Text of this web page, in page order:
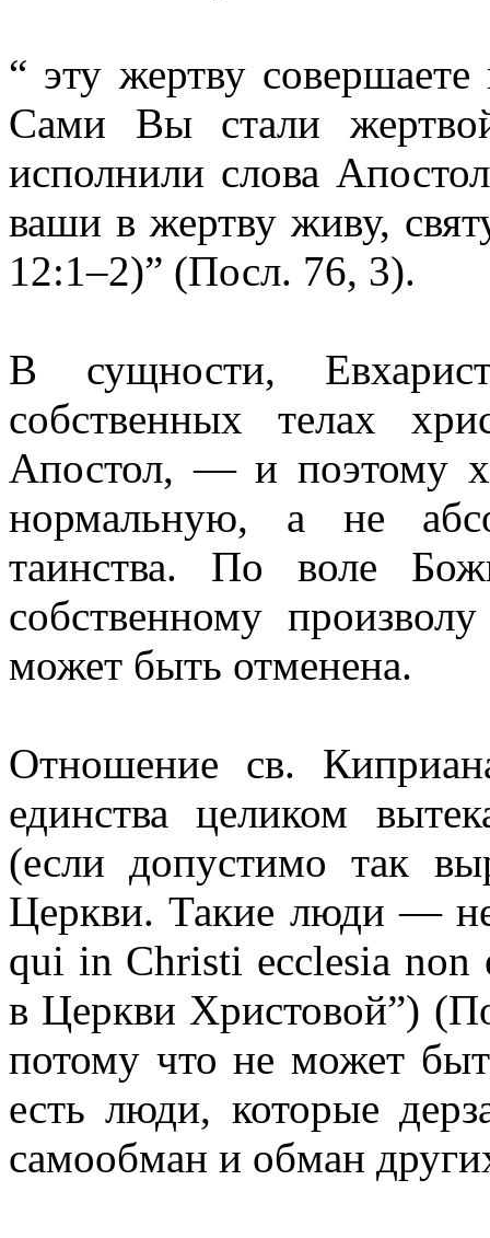
“ эту жертву
Сами Вы стали
исполнили слова
ваши в жертву живу,
12:1–2)” (Посл. 76, 3).
В сущности,
собственных телах
Апостол, — и поэтому
нормальную, а не
таинства. По воле
собственному
может быть отменена.
Отношение св.
единства целиком
(если допустимо так
Церкви. Такие люди —
qui in Christi ecclesia non
в Церкви Христовой”)
потому что не может
есть люди, которые
самообман и обман